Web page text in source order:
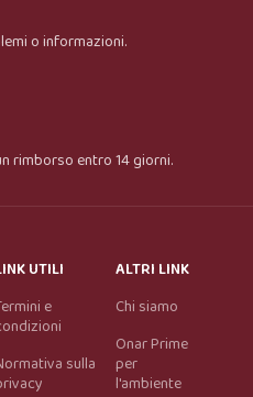
o informazioni.
rimborso entro 14 giorni.
UTILI
e
sulla
ALTRI LINK
Chi siamo
Onar Prime
per
l'ambiente